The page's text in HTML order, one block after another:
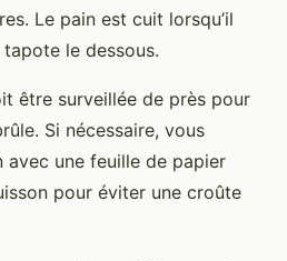
Le pain est cuit lorsqu’il
tapote le dessous.
être surveillée de près pour
Si nécessaire, vous
une feuille de papier
pour éviter une croûte